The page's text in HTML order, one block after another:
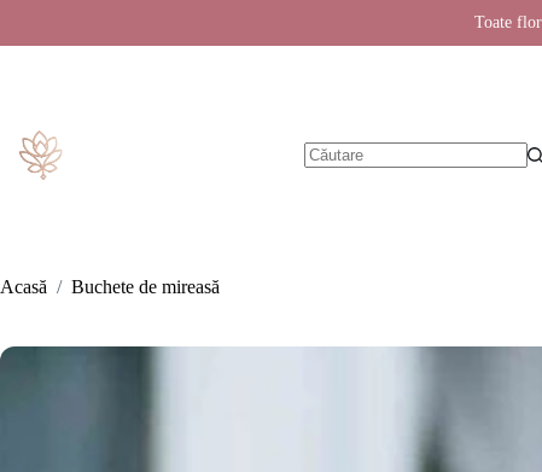
Toate
Acasă / Buchete de mireasă